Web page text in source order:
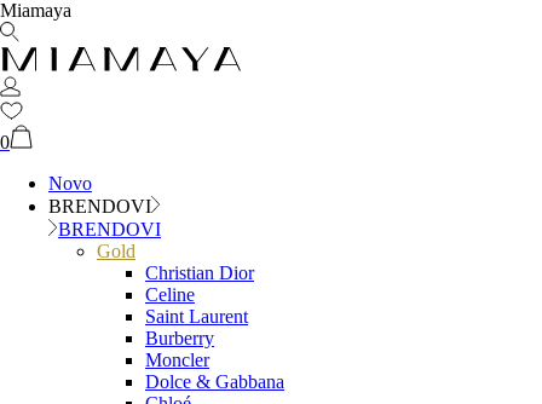
Miamaya
0
Novo
BRENDOVI
BRENDOVI
Gold
Christian Dior
Celine
Saint Laurent
Burberry
Moncler
Dolce & Gabbana